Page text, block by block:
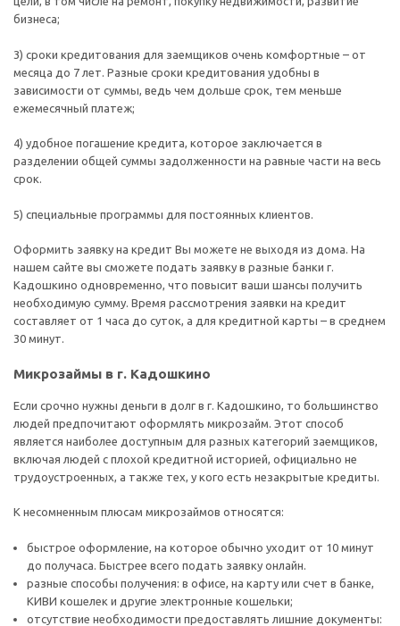
бизнеса;
3) сроки кредитования для заемщиков очень комфортные – от
месяца до 7 лет. Разные сроки кредитования удобны в
зависимости от суммы, ведь чем дольше срок, тем меньше
ежемесячный платеж;
4) удобное погашение кредита, которое заключается в
разделении общей суммы задолженности на равные части на весь
срок.
5) специальные программы для постоянных клиентов.
Оформить заявку на кредит Вы можете не выходя из дома. На
нашем сайте вы сможете подать заявку в разные банки г.
Кадошкино одновременно, что повысит ваши шансы получить
необходимую сумму. Время рассмотрения заявки на кредит
составляет от 1 часа до суток, а для кредитной карты – в среднем
30 минут.
Микрозаймы в г. Кадошкино
Если срочно нужны деньги в долг в г. Кадошкино, то большинство
людей предпочитают оформлять микрозайм. Этот способ
является наиболее доступным для разных категорий заемщиков,
включая людей с плохой кредитной историей, официально не
трудоустроенных, а также тех, у кого есть незакрытые кредиты.
К несомненным плюсам микрозаймов относятся:
быстрое оформление, на которое обычно уходит от 10 минут
до получаса. Быстрее всего подать заявку онлайн.
разные способы получения: в офисе, на карту или счет в банке,
КИВИ кошелек и другие электронные кошельки;
отсутствие необходимости предоставлять лишние документы: